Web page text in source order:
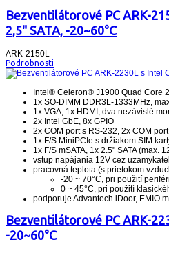
Bezventilátorové PC ARK-
2,5" SATA, -20~60°C
ARK-2150L
Podrobnosti
Intel® Celeron® J1900 Quad Core
1x SO-DIMM DDR3L-1333MHz,
1x VGA, 1x HDMI, dva nezávislé
2x Intel GbE, 8x GPIO
2x COM port s RS-232, 2x COM
1x F/S MiniPCIe s držiakom SIM
1x F/S mSATA, 1x 2.5" SATA (max.
vstup napájania 12V cez
pracovná teplota (s prietokom
-20 ~ 70°C, pri použití
0 ~ 45°C, pri použití
podporuje Advantech iDoor, EMIO
Bezventilátorové PC ARK-
-20~60°C